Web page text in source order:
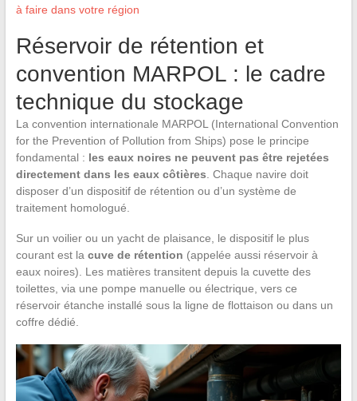
à faire dans votre région
Réservoir de rétention et
convention MARPOL : le cadre
technique du stockage
La convention internationale MARPOL (International Convention
for the Prevention of Pollution from Ships) pose le principe
fondamental : les eaux noires ne peuvent pas être rejetées
directement dans les eaux côtières . Chaque navire doit
disposer d’un dispositif de rétention ou d’un système de
traitement homologué.
Sur un voilier ou un yacht de plaisance, le dispositif le plus
courant est la cuve de rétention (appelée aussi réservoir à
eaux noires). Les matières transitent depuis la cuvette des
toilettes, via une pompe manuelle ou électrique, vers ce
réservoir étanche installé sous la ligne de flottaison ou dans un
coffre dédié.